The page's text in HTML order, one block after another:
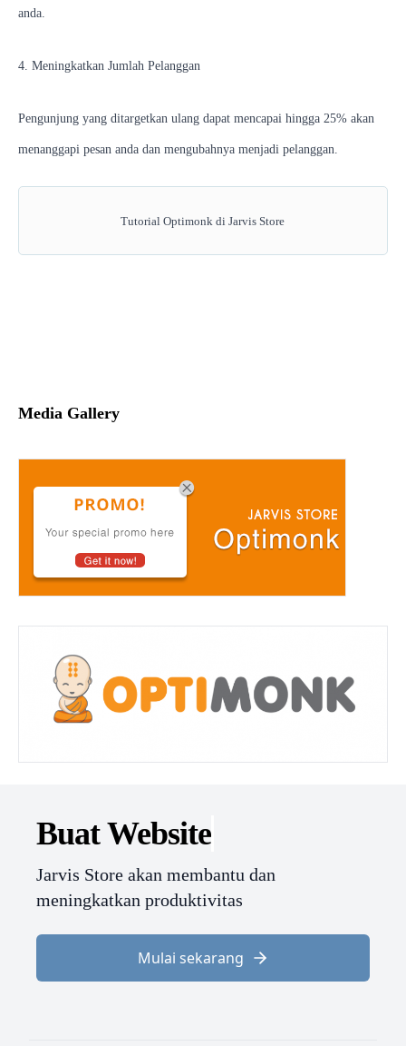
anda.
4. Meningkatkan Jumlah Pelanggan
Pengunjung yang ditargetkan ulang dapat mencapai hingga 25% akan
menanggapi pesan anda dan mengubahnya menjadi pelanggan.
Tutorial Optimonk di Jarvis Store
Media Gallery
Buat Website
Jarvis Store akan membantu dan
meningkatkan produktivitas
Mulai sekarang